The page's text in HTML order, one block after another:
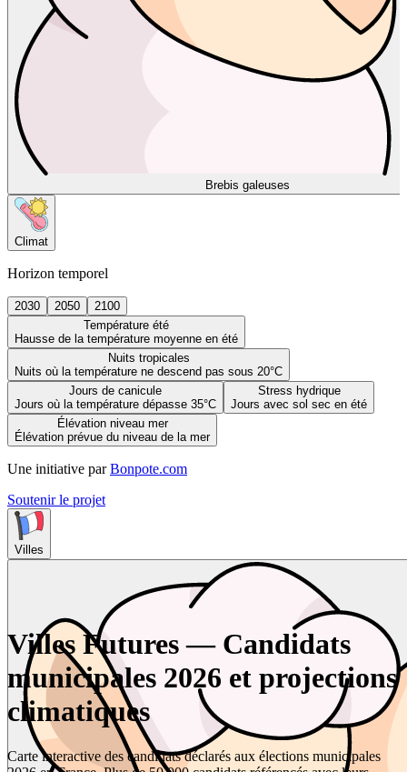
Brebis galeuses
Climat
Horizon temporel
2030 2050
2100
Température été
Hausse de la température moyenne en été
Nuits tropicales
Nuits où la température ne descend pas sous 20°C
Jours de canicule
Jours où la température dépasse 35°C
Stress hydrique
Jours avec sol sec en été
Élévation niveau mer
Élévation prévue du niveau de la mer
Une initiative par Bonpote.com
Soutenir le projet
Villes
Villes Futures — Candidats
municipales 2026 et projections
climatiques
Carte interactive des candidats déclarés aux élections municipales